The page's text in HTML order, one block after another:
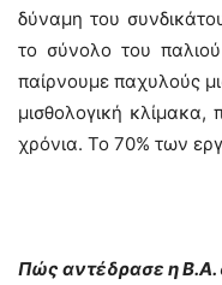
δύναμη του
το σύνολο του
παίρνουμε παχυλούς
μισθολογική
χρόνια. Το 70% των
Πώς αντέδρασε η Β.Α.